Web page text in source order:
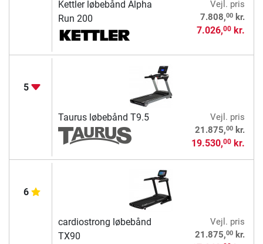
Kettler løbebånd Alpha
Run 200
Vejl. pris
7.808,00kr.
7.026,00kr.
5
Taurus løbebånd T9.5
Vejl. pris
21.875,00kr.
19.530,00kr.
6
cardiostrong løbebånd
TX90
Vejl. pris
21.875,00kr.